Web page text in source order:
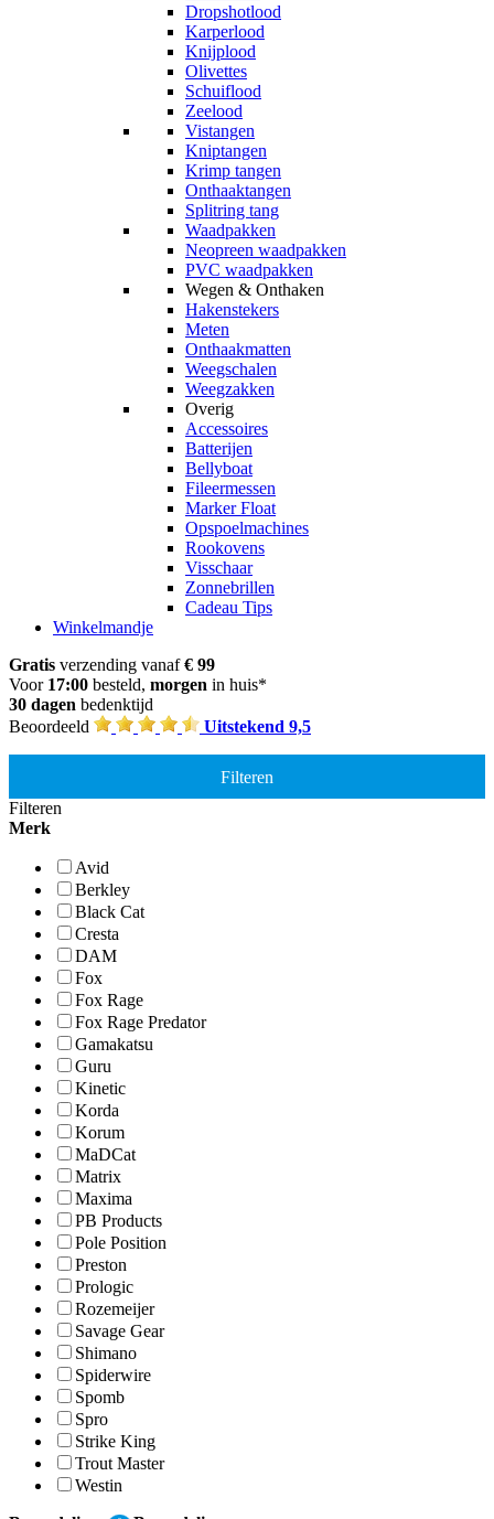
Dropshotlood
Karperlood
Knijplood
Olivettes
Schuiflood
Zeelood
Vistangen
Kniptangen
Krimp tangen
Onthaaktangen
Splitring tang
Waadpakken
Neopreen waadpakken
PVC waadpakken
Wegen & Onthaken
Hakenstekers
Meten
Onthaakmatten
Weegschalen
Weegzakken
Overig
Accessoires
Batterijen
Bellyboat
Fileermessen
Marker Float
Opspoelmachines
Rookovens
Visschaar
Zonnebrillen
Cadeau Tips
Winkelmandje
Gratis verzending vanaf€ 99
Voor 17:00 besteld, morgen in huis*
30 dagen bedenktijd
Beoordeeld
Uitstekend 9,5
Filteren
Filteren
Merk
Avid
Berkley
Black Cat
Cresta
DAM
Fox
Fox Rage
Fox Rage Predator
Gamakatsu
Guru
Kinetic
Korda
Korum
MaDCat
Matrix
Maxima
PB Products
Pole Position
Preston
Prologic
Rozemeijer
Savage Gear
Shimano
Spiderwire
Spomb
Spro
Strike King
Trout Master
Westin